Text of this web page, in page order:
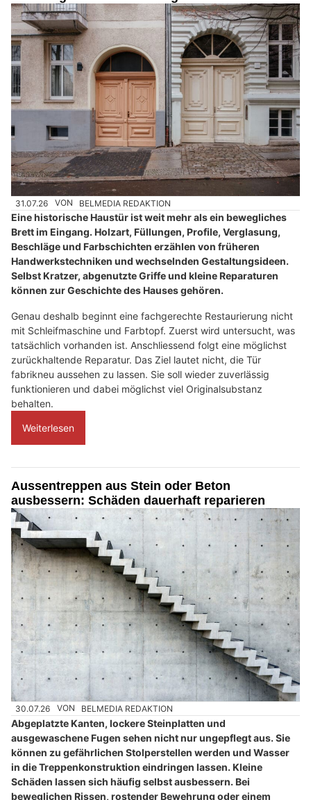
31.07.26 VON BELMEDIA REDAKTION
Eine historische Haustür ist weit mehr als ein bewegliches
Brett im Eingang. Holzart, Füllungen, Profile, Verglasung,
Beschläge und Farbschichten erzählen von früheren
Handwerkstechniken und wechselnden Gestaltungsideen.
Selbst Kratzer, abgenutzte Griffe und kleine Reparaturen
können zur Geschichte des Hauses gehören.
Genau deshalb beginnt eine fachgerechte Restaurierung nicht
mit Schleifmaschine und Farbtopf. Zuerst wird untersucht, was
tatsächlich vorhanden ist. Anschliessend folgt eine möglichst
zurückhaltende Reparatur. Das Ziel lautet nicht, die Tür
fabrikneu aussehen zu lassen. Sie soll wieder zuverlässig
funktionieren und dabei möglichst viel Originalsubstanz
behalten.
Weiterlesen
Aussentreppen aus Stein oder Beton
ausbessern: Schäden dauerhaft reparieren
30.07.26 VON BELMEDIA REDAKTION
Abgeplatzte Kanten, lockere Steinplatten und
ausgewaschene Fugen sehen nicht nur ungepflegt aus. Sie
können zu gefährlichen Stolperstellen werden und Wasser
in die Treppenkonstruktion eindringen lassen. Kleine
Schäden lassen sich häufig selbst ausbessern. Bei
beweglichen Rissen, rostender Bewehrung oder einem